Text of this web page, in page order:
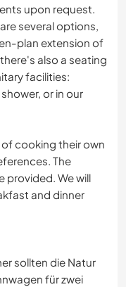
upon request.
several options,
plan extension of
also a seating
facilities:
or in our
cooking their own
The
provided. We will
and dinner
sollten die Natur
für zwei